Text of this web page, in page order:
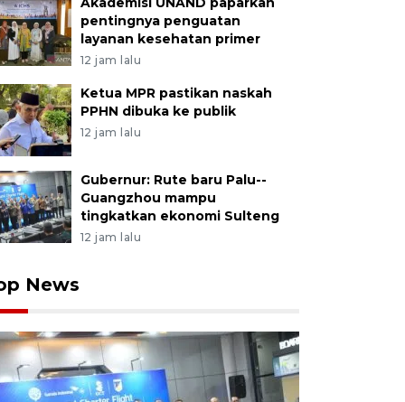
pentingnya penguatan
layanan kesehatan primer
12 jam lalu
Ketua MPR pastikan naskah
PPHN dibuka ke publik
12 jam lalu
Gubernur: Rute baru Palu--
Guangzhou mampu
tingkatkan ekonomi Sulteng
12 jam lalu
News